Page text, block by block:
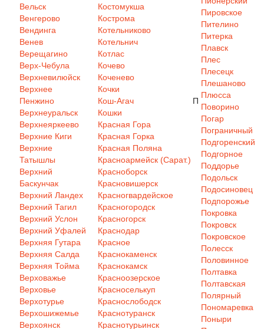
Вельск
Венгерово
Вендинга
Венев
Верещагино
Верх-Чебула
Верхневилюйск
Верхнее
Пенжино
Верхнеуральск
Верхнеяркеево
Верхние Киги
Верхние
Татышлы
Верхний
Баскунчак
Верхний Ландех
Верхний Тагил
Верхний Услон
Верхний Уфалей
Верхняя Гутара
Верхняя Салда
Верхняя Тойма
Верховажье
Верховье
Верхотурье
Верхошижемье
Верхоянск
Костомукша
Кострома
Котельниково
Котельнич
Котлас
Кочево
Коченево
Кочки
Кош-Агач
Кошки
Красная Гора
Красная Горка
Красная Поляна
Красноармейск (Сарат.)
Красноборск
Красновишерск
Красногвардейское
Красногородск
Красногорск
Краснодар
Красное
Краснокаменск
Краснокамск
Красноозерское
Красноселькуп
Краснослободск
Краснотуранск
Краснотурьинск
П
Пировское
Пителино
Питерка
Плавск
Плес
Плесецк
Плешаново
Плюсса
Поворино
Погар
Пограничный
Подгоренский
Подгорное
Поддорье
Подольск
Подосиновец
Подпорожье
Покровка
Покровск
Покровское
Полесск
Половинное
Полтавка
Полтавская
Полярный
Пономаревка
Поныри